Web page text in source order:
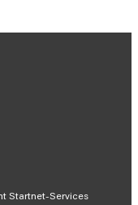
Startnet-Services